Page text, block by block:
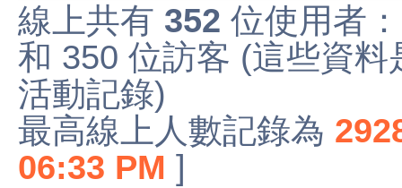
線上共有 352 位使用者
和 350 位訪客 (這些資
活動記錄)
最高線上人數記錄為
06:33 PM ]